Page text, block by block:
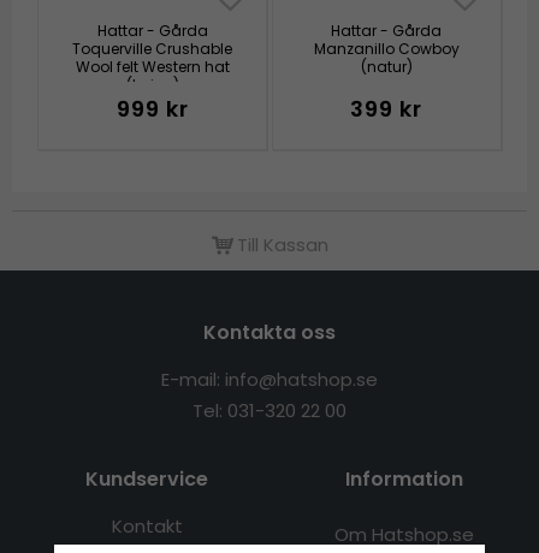
Hattar - Gårda
Toquerville Crushable
Wool felt Western hat
(beige)
999 kr
Hattar - Gårda
Manzanillo Cowboy
(natur)
399 kr
Till Kassan
Kontakta oss
E-mail: info@hatshop.se
Tel: 031-320 22 00
Kundservice
Kontakt
Information
Om Hatshop.se